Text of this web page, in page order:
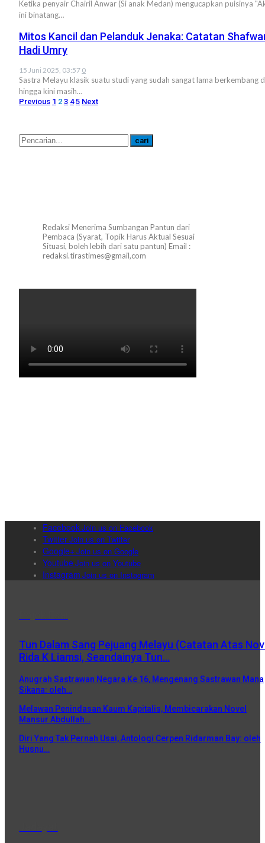
Ketika penyair Chairil Anwar (Si anak Medan) mengucapkan puisinya
ini binatang…
Mitos Kancil dan Pelanduk Jenaka: Catatan
Hadi Umry
15 Juni 2025, 03:57 0
Sastra Melayu klasik suatu studi yang sudah sangat lama berkembang
hingga kini masih…
Previous 1 2 3 4 5 Next
Redaksi Menerima Sumbangan Pantun dari
Pembaca (Syarat, Topik Harus Aktual Sesuai
Situasi, boleh lebih dari satu pantun) Email :
redaksi.tirastimes@gmail,com
FacebookJoin us on Facebook
TwitterJoin us on Twitter
Google+Join us on Google
YoutubeJoin us on Youtube
Instagram Join us on Instagram
Tun Dalam Sang Pejuang Melayu (Catatan Atas
Rida K Liamsi, Seandainya Tun…
Anugrah Sastrawan Negara Ke 16, Mengenang Sastrawan Mana
Sikana: oleh…
Melawan Penindasan Kaum Kapitalis, Membicarakan Novel
Mansur Abdullah…
Diri Yang Tak Pernah Usai, Antologi Cerpen Ridarman Bay: oleh
Husnu…